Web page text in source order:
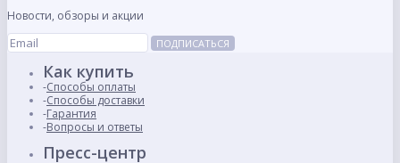
Новости, обзоры и акции
ПОДПИСАТЬСЯ
Как купить
Способы оплаты
Способы доставки
Гарантия
Вопросы и ответы
Пресс-центр